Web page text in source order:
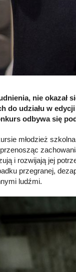
nie okazał
do udziału w
odbywa się
młodzież
i rozwijają jej
przegranej,
ludźmi.